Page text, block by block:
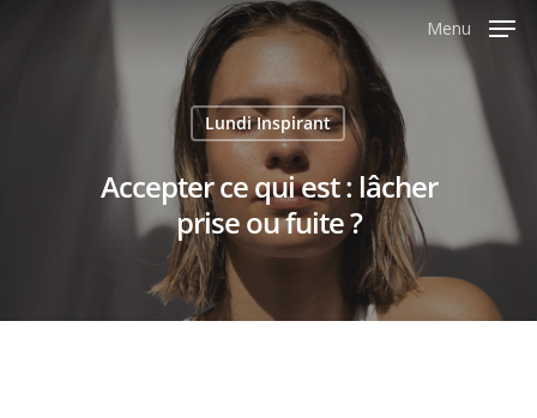
Menu
Lundi Inspirant
Accepter ce qui est : lâcher
prise ou fuite ?